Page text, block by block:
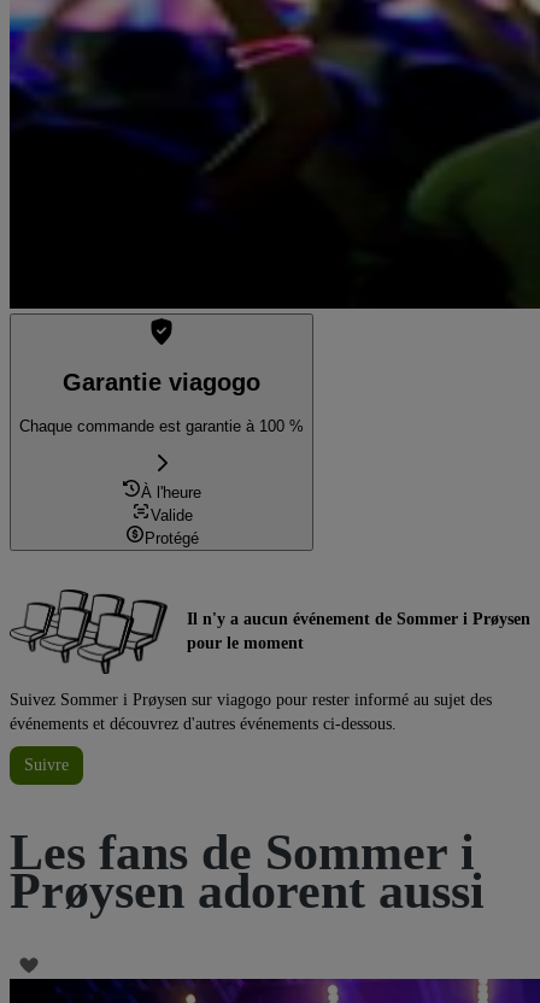
Garantie viagogo
Chaque commande est garantie à 100 %
À l'heure
Valide
Protégé
Il n'y a aucun événement de Sommer i Prøysen
pour le moment
Suivez Sommer i Prøysen sur viagogo pour rester informé au sujet des
événements et découvrez d'autres événements ci-dessous.
Suivre
Les fans de Sommer i
Prøysen adorent aussi